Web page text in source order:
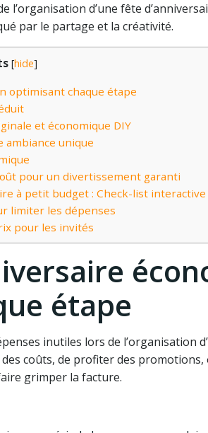
l’organisation d’une fête
par le partage et la créativité.
[hide]
optimisant chaque étape
et économique DIY
unique
pour un divertissement garanti
à petit budget : Check-list interactive
limiter les dépenses
pour les invités
étape
inutiles lors de l’organisation
coûts, de profiter des
grimper la facture.